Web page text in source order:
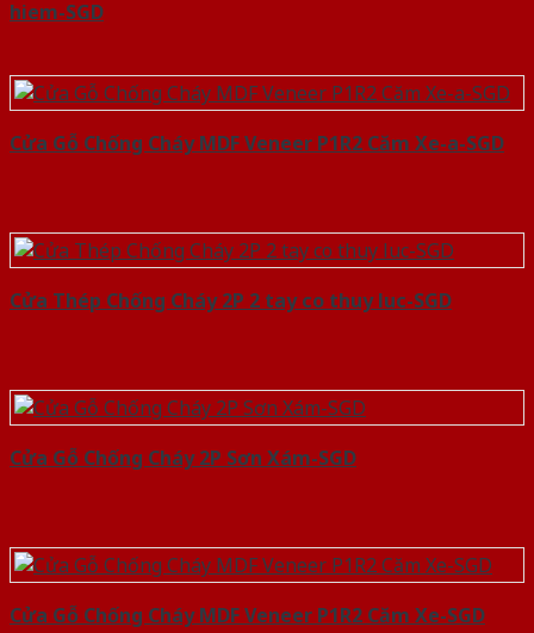
hiem-SGD
Cửa Gỗ Chống Cháy MDF Veneer P1R2 Căm Xe-a-SGD
Cửa Thép Chống Cháy 2P 2 tay co thuy luc-SGD
Cửa Gỗ Chống Cháy 2P Sơn Xám-SGD
Cửa Gỗ Chống Cháy MDF Veneer P1R2 Căm Xe-SGD